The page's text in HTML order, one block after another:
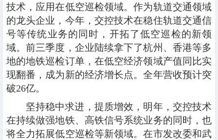
技术，应用在低空巡检领域。作为轨道交通领域
的龙头企业，今年，交控技术在稳住轨道交通信
号等传统业务的同时，开拓了低空巡检的新领
域。前三季度，企业陆续拿下了杭州、香港等多
地的地铁巡检订单，在低空经济领域产值同比实
现翻番，成为新的经济增长点。全年营收预计突
破26亿。
坚持稳中求进，提质增效，明年，交控技术
在持续做强地铁、高铁信号系统业务的同时，也
将全力拓展低空巡检等新领域。在市发改委和武